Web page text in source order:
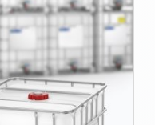
SCHÜTZ
USA
SCHÜTZ
CHINA